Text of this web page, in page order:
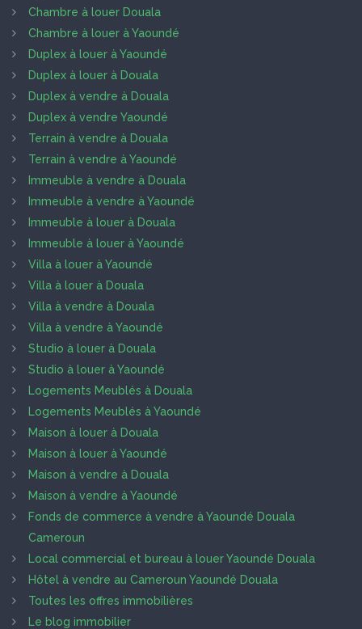
Chambre à louer Douala
Chambre à louer à Yaoundé
Duplex à louer à Yaoundé
Duplex à louer à Douala
Duplex à vendre à Douala
Duplex à vendre Yaoundé
Terrain à vendre à Douala
Terrain à vendre à Yaoundé
Immeuble à vendre à Douala
Immeuble à vendre à Yaoundé
Immeuble à louer à Douala
Immeuble à louer à Yaoundé
Villa à louer à Yaoundé
Villa à louer à Douala
Villa à vendre à Douala
Villa à vendre à Yaoundé
Studio à louer à Douala
Studio à louer à Yaoundé
Logements Meublés à Douala
Logements Meublés à Yaoundé
Maison à louer à Douala
Maison à louer à Yaoundé
Maison à vendre à Douala
Maison à vendre à Yaoundé
Fonds de commerce à vendre à Yaoundé Douala
Cameroun
Local commercial et bureau à louer Yaoundé Douala
Hôtel à vendre au Cameroun Yaoundé Douala
Toutes les offres immobilières
Le blog immobilier